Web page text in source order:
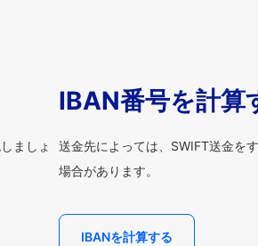
ましょ
IBAN番号を計算
送金先によっては、SWIFT送金を
場合があります。
IBANを計算する